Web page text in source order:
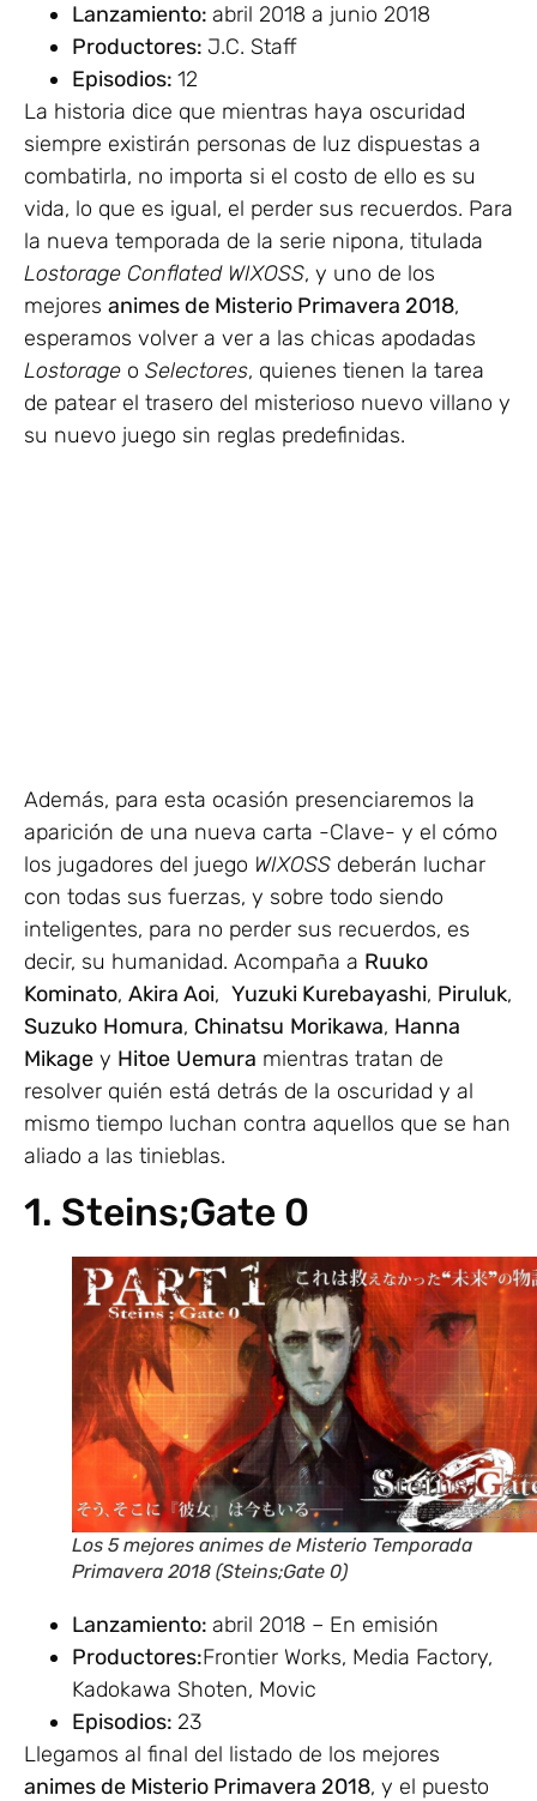
Lanzamiento: abril 2018 a junio 2018
Productores: J.C. Staff
Episodios: 12
La historia dice que mientras haya oscuridad
siempre existirán personas de luz dispuestas a
combatirla, no importa si el costo de ello es su
vida, lo que es igual, el perder sus recuerdos. Para
la nueva temporada de la serie nipona, titulada
Lostorage Conflated WIXOSS, y uno de los
mejores animes de Misterio Primavera 2018,
esperamos volver a ver a las chicas apodadas
Lostorage o Selectores, quienes tienen la tarea
de patear el trasero del misterioso nuevo villano y
su nuevo juego sin reglas predefinidas.
Además, para esta ocasión presenciaremos la
aparición de una nueva carta -Clave- y el cómo
los jugadores del juego WIXOSS deberán luchar
con todas sus fuerzas, y sobre todo siendo
inteligentes, para no perder sus recuerdos, es
decir, su humanidad. Acompaña a Ruuko
Kominato, Akira Aoi, Yuzuki Kurebayashi, Piruluk,
Suzuko Homura, Chinatsu Morikawa, Hanna
Mikage y Hitoe Uemura mientras tratan de
resolver quién está detrás de la oscuridad y al
mismo tiempo luchan contra aquellos que se han
aliado a las tinieblas.
1. Steins;Gate 0
Los 5 mejores animes de Misterio Temporada
Primavera 2018 (Steins;Gate 0)
Lanzamiento: abril 2018 – En emisión
Productores:Frontier Works, Media Factory,
Kadokawa Shoten, Movic
Episodios: 23
Llegamos al final del listado de los mejores
animes de Misterio Primavera 2018, y el puesto